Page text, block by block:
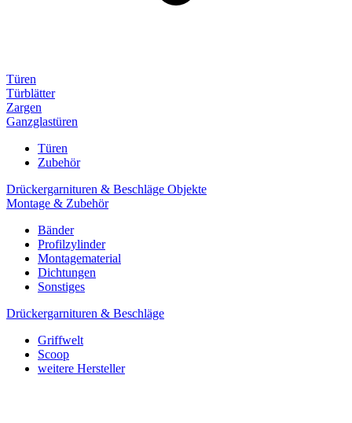
Türen
Türblätter
Zargen
Ganzglastüren
Türen
Zubehör
Drückergarnituren & Beschläge Objekte
Montage & Zubehör
Bänder
Profilzylinder
Montagematerial
Dichtungen
Sonstiges
Drückergarnituren & Beschläge
Griffwelt
Scoop
weitere Hersteller